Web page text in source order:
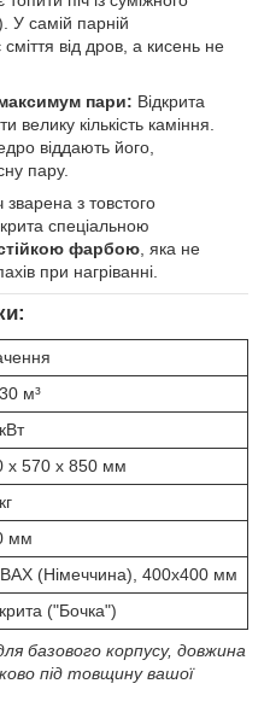
У самій парній
від дров, а кисень не
пари: Відкрита
велику кількість каміння.
віддають його,
пару.
зварена з товстого
спеціальною
фарбою, яка не
при нагріванні.
м³
х 570 х 850 мм
мм
(Німеччина), 400х400 мм
("Бочка")
базового корпусу, довжина
під товщину вашої